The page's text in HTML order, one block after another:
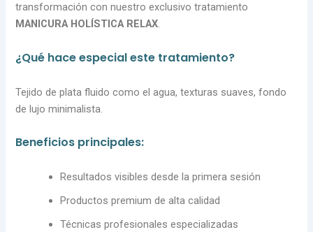
transformación con nuestro exclusivo tratamiento
MANICURA HOLÍSTICA RELAX.
¿Qué hace especial este tratamiento?
Tejido de plata fluido como el agua, texturas suaves, fondo
de lujo minimalista.
Beneficios principales:
Resultados visibles desde la primera sesión
Productos premium de alta calidad
Técnicas profesionales especializadas